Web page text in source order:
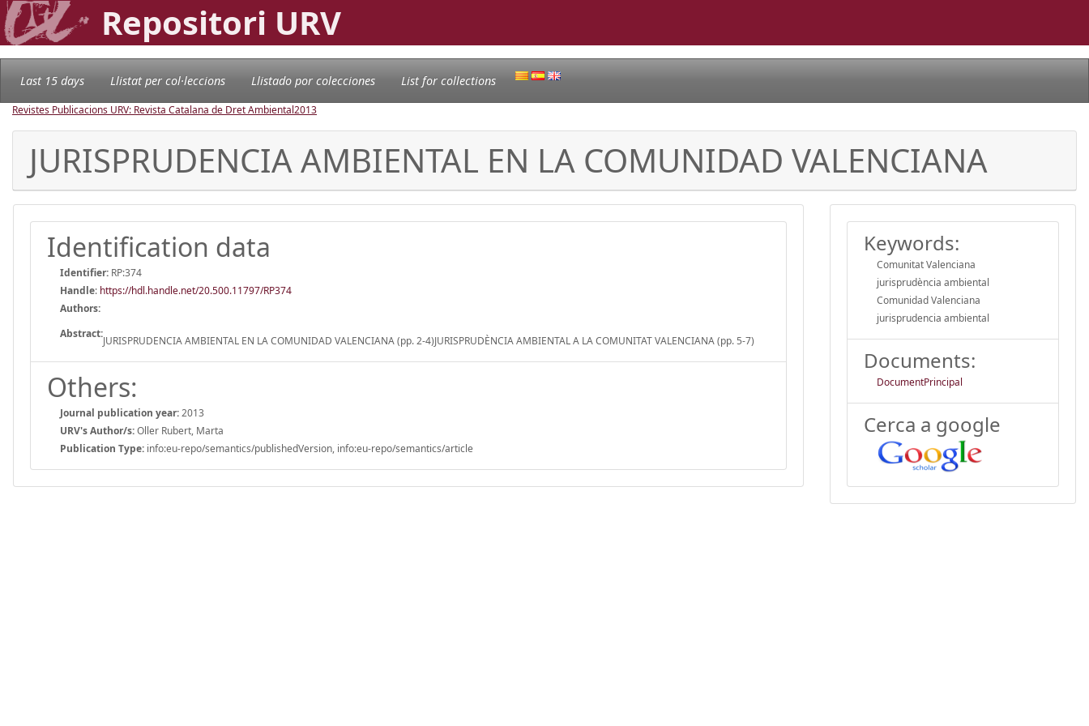
Repositori URV
Last 15 days Llistat per col·leccions Llistado por colecciones List for collections
Revistes Publicacions URV: Revista Catalana de Dret Ambiental2013
JURISPRUDENCIA AMBIENTAL EN LA COMUNIDAD VALENCIANA
Identification data
Identifier: RP:374
Handle: https://hdl.handle.net/20.500.11797/RP374
Authors:
Abstract:
JURISPRUDENCIA AMBIENTAL EN LA COMUNIDAD VALENCIANA (pp. 2-4)JURISPRUDÈNCIA AMBIENTAL A LA COMUNITAT VALENCIANA (pp. 5-7)
Others:
Journal publication year:2013
URV's Author/s:Oller Rubert, Marta
Publication Type: info:eu-repo/semantics/publishedVersion, info:eu-repo/semantics/article
Keywords:
Comunitat Valenciana
jurisprudència ambiental
Comunidad Valenciana
jurisprudencia ambiental
Documents:
DocumentPrincipal
Cerca a google